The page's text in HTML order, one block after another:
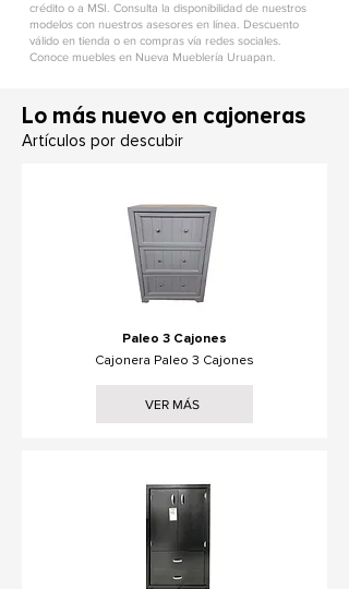
crédito o a MSI. Consulta la disponibilidad de nuestros
modelos con nuestros asesores en línea. Descuento
válido en tienda o en compras vía redes sociales.
Conoce muebles en Nueva Mueblería Uruapan.
Paleo 3 Cajones
VER MÁS
Cajonera Paleo 3 Cajones
Lo más nuevo en cajoneras
Artículos por descubir